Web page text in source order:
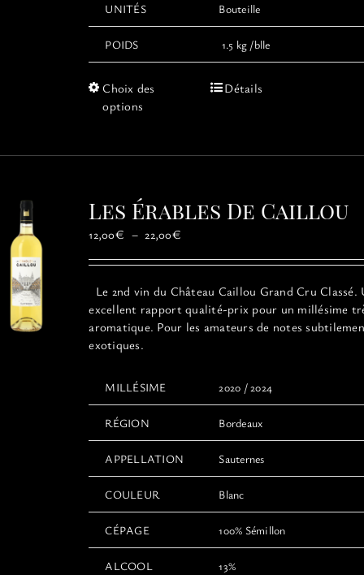
UNITÉS Bouteille
POIDS 1.5 kg /blle
Choix des
options
Ce
variations.
peuvent
sur
page
du
produit
Détails
Les Érables De Caillou
12,00€ – 22,00€Plage
prix :
12,00€
à
22,00€
Le 2nd vin du Château Caillou Grand Cru Classé.
excellent rapport qualité-prix pour un millésime
aromatique. Pour les amateurs de notes
exotiques.
MILLÉSIME 2020 / 2024
RÉGION Bordeaux
APPELLATION Sauternes
COULEUR Blanc
CÉPAGE 100% Sémillon
ALCOOL 13%